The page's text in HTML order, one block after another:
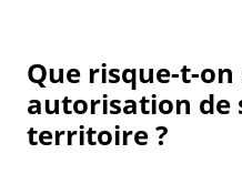
Que risque-t-on
autorisation de
territoire ?